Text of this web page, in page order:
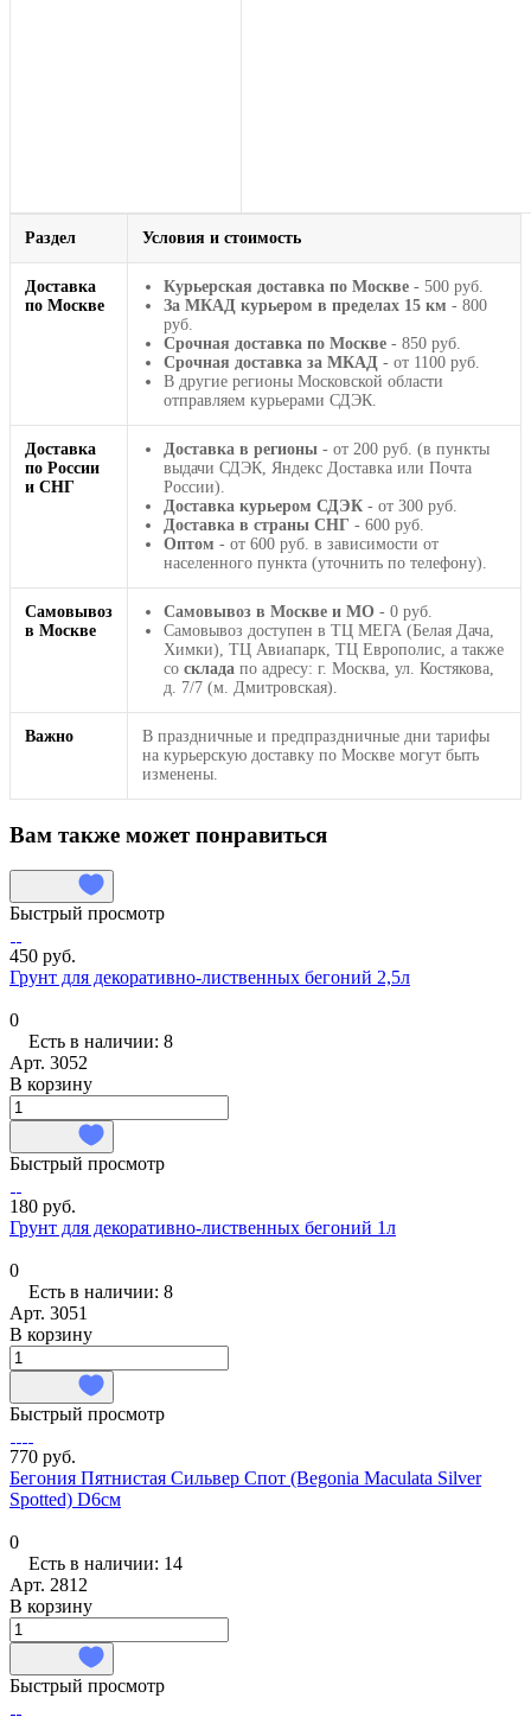
Раздел Условия и стоимость
Доставка
по Москве
Курьерская доставка по Москве - 500 руб.
За МКАД курьером в пределах 15 км - 800
руб.
Срочная доставка по Москве - 850 руб.
Срочная доставка за МКАД - от 1100 руб.
В другие регионы Московской области
отправляем курьерами СДЭК.
Доставка
по России
и СНГ
Доставка в регионы - от 200 руб. (в пункты
выдачи СДЭК, Яндекс Доставка или Почта
России).
Доставка курьером СДЭК - от 300 руб.
Доставка в страны СНГ - 600 руб.
Оптом - от 600 руб. в зависимости от
населенного пункта (уточнить по телефону).
Самовывоз
в Москве
Самовывоз в Москве и МО - 0 руб.
Самовывоз доступен в ТЦ МЕГА (Белая Дача,
Химки), ТЦ Авиапарк, ТЦ Европолис, а также
со склада по адресу: г. Москва, ул. Костякова,
д. 7/7 (м. Дмитровская).
Важно
В праздничные и предпраздничные дни тарифы
на курьерскую доставку по Москве могут быть
изменены.
Вам также может понравиться
Быстрый просмотр
450 руб.
Грунт для декоративно-лиственных бегоний 2,5л
0
Есть в наличии: 8
Арт. 3052
В корзину
Быстрый просмотр
180 руб.
Грунт для декоративно-лиственных бегоний 1л
0
Есть в наличии: 8
Арт. 3051
В корзину
Быстрый просмотр
770 руб.
Бегония Пятнистая Сильвер Спот (Begonia Maculata Silver
Spotted) D6см
0
Есть в наличии: 14
Арт. 2812
В корзину
Быстрый просмотр